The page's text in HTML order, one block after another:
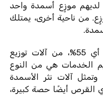
لديهم موزٍع أسمدة واحد
موزٍع. من ناحية أخرى، يمتلك
علاوة على ذلك، فإن الأغلبية، أي 55%، من آلات توزيع
الخدمات هي من النوع
وتمثل آلات نثر الأسمدة
القرص أيضًا حصة كبيرة،